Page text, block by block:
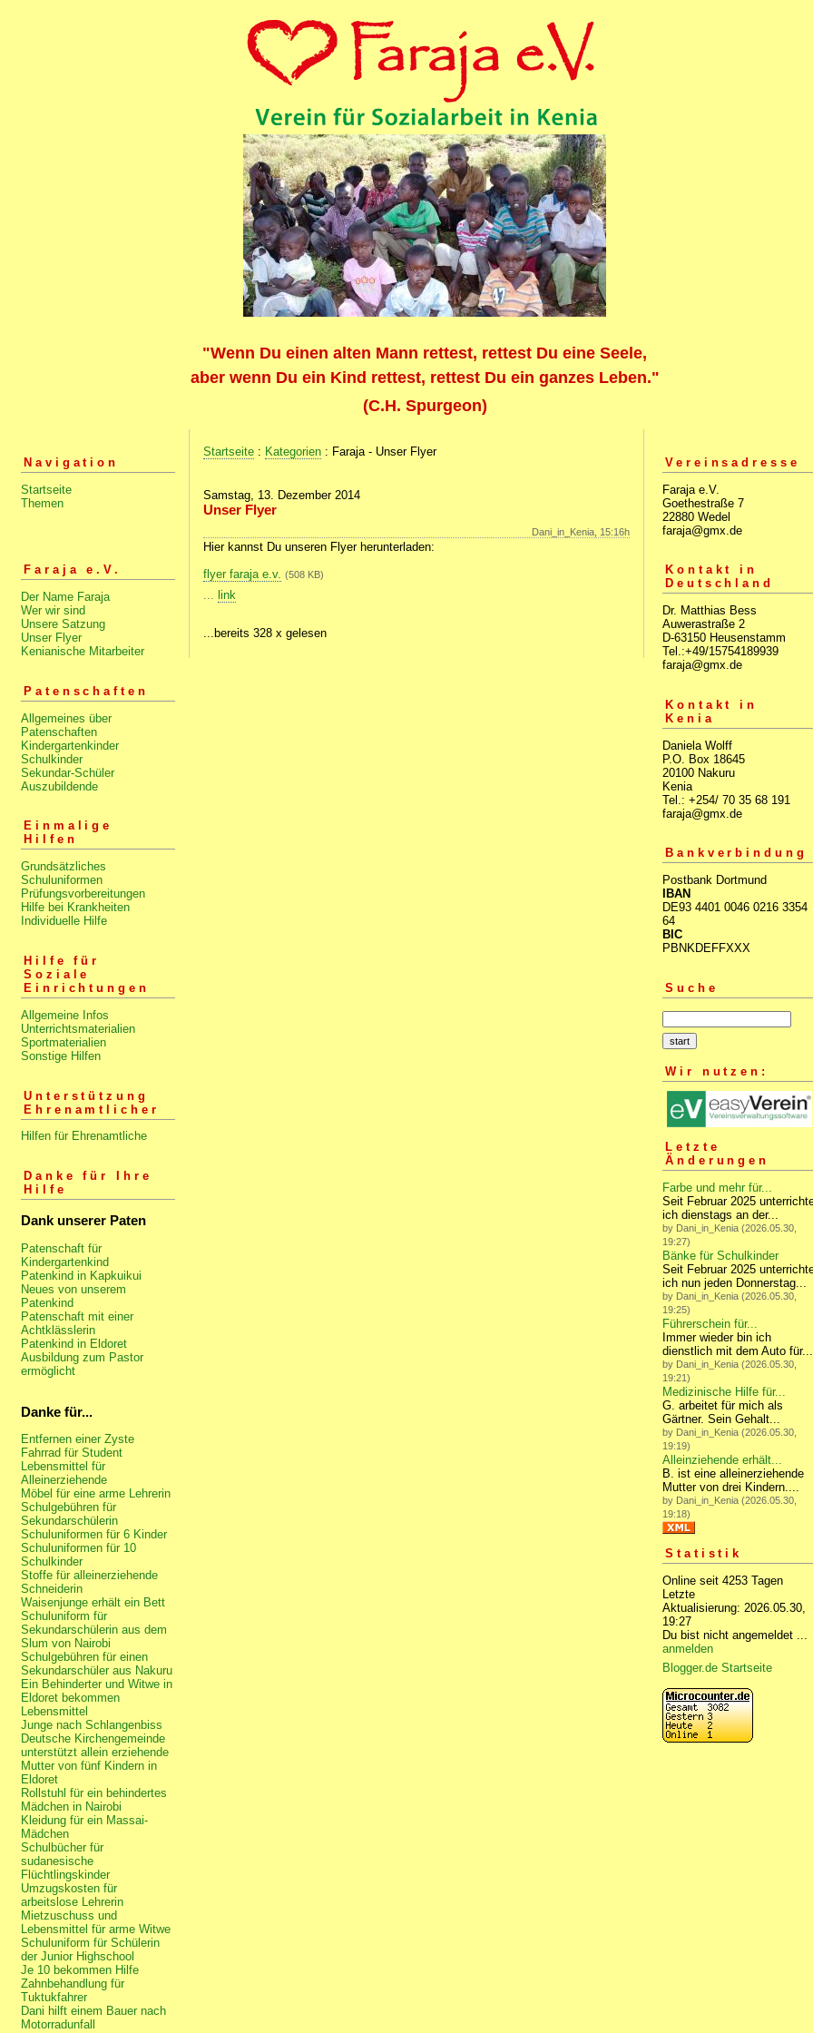
"Wenn Du einen alten Mann rettest, rettest Du eine Seele,
aber wenn Du ein Kind rettest, rettest Du ein ganzes Leben."
(C.H. Spurgeon)
Navigation
Startseite
Themen
Faraja e.V.
Der Name Faraja
Wer wir sind
Unsere Satzung
Unser Flyer
Kenianische Mitarbeiter
Patenschaften
Allgemeines über
Patenschaften
Kindergartenkinder
Schulkinder
Sekundar-Schüler
Auszubildende
Einmalige
Hilfen
Grundsätzliches
Schuluniformen
Prüfungsvorbereitungen
Hilfe bei Krankheiten
Individuelle Hilfe
Hilfe für
Soziale
Einrichtungen
Allgemeine Infos
Unterrichtsmaterialien
Sportmaterialien
Sonstige Hilfen
Unterstützung
Ehrenamtlicher
Hilfen für Ehrenamtliche
Danke für Ihre
Hilfe
Dank unserer Paten
Patenschaft für
Kindergartenkind
Patenkind in Kapkuikui
Neues von unserem
Patenkind
Patenschaft mit einer
Achtklässlerin
Patenkind in Eldoret
Ausbildung zum Pastor
ermöglicht
Danke für...
Entfernen einer Zyste
Fahrrad für Student
Lebensmittel für
Alleinerziehende
Möbel für eine arme Lehrerin
Schulgebühren für
Sekundarschülerin
Schuluniformen für 6 Kinder
Schuluniformen für 10
Schulkinder
Stoffe für alleinerziehende
Schneiderin
Waisenjunge erhält ein Bett
Schuluniform für
Sekundarschülerin aus dem
Slum von Nairobi
Schulgebühren für einen
Sekundarschüler aus Nakuru
Ein Behinderter und Witwe in
Eldoret bekommen
Lebensmittel
Junge nach Schlangenbiss
Deutsche Kirchengemeinde
unterstützt allein erziehende
Mutter von fünf Kindern in
Eldoret
Rollstuhl für ein behindertes
Mädchen in Nairobi
Kleidung für ein Massai-
Mädchen
Schulbücher für
sudanesische
Flüchtlingskinder
Umzugskosten für
arbeitslose Lehrerin
Mietzuschuss und
Lebensmittel für arme Witwe
Schuluniform für Schülerin
der Junior Highschool
Je 10 bekommen Hilfe
Zahnbehandlung für
Tuktukfahrer
Dani hilft einem Bauer nach
Motorradunfall
Startseite : Kategorien : Faraja - Unser Flyer
Samstag, 13. Dezember 2014
Unser Flyer
Dani_in_Kenia, 15:16h
Hier kannst Du unseren Flyer herunterladen:
flyer faraja e.v. (508 KB)
... link
...bereits 328 x gelesen
Vereinsadresse
Faraja e.V.
Goethestraße 7
22880 Wedel
faraja@gmx.de
Kontakt in
Deutschland
Dr. Matthias Bess
Auwerastraße 2
D-63150 Heusenstamm
Tel.:+49/15754189939
faraja@gmx.de
Kontakt in
Kenia
Daniela Wolff
P.O. Box 18645
20100 Nakuru
Kenia
Tel.: +254/ 70 35 68 191
faraja@gmx.de
Bankverbindung
Postbank Dortmund
IBAN
DE93 4401 0046 0216 3354
64
BIC
PBNKDEFFXXX
Suche
Wir nutzen:
Letzte
Änderungen
Farbe und mehr für...
Seit Februar 2025
ich dienstags an der...
by Dani_in_Kenia (2026.05.30,
19:27)
Bänke für Schulkinder
Seit Februar 2025
ich nun jeden Donnerstag...
by Dani_in_Kenia (2026.05.30,
19:25)
Führerschein für...
Immer wieder bin ich
dienstlich mit dem Auto für...
by Dani_in_Kenia (2026.05.30,
19:21)
Medizinische Hilfe für...
G. arbeitet für mich als
Gärtner. Sein Gehalt...
by Dani_in_Kenia (2026.05.30,
19:19)
Alleinziehende erhält...
B. ist eine alleinerziehende
Mutter von drei Kindern....
by Dani_in_Kenia (2026.05.30,
19:18)
Statistik
Online seit 4253 Tagen
Letzte
Aktualisierung: 2026.05.30,
19:27
Du bist nicht angemeldet ...
anmelden
Blogger.de Startseite